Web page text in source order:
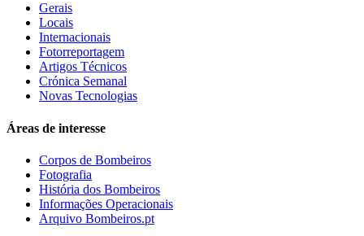
Gerais
Locais
Internacionais
Fotorreportagem
Artigos Técnicos
Crónica Semanal
Novas Tecnologias
Áreas de interesse
Corpos de Bombeiros
Fotografia
História dos Bombeiros
Informações Operacionais
Arquivo Bombeiros.pt